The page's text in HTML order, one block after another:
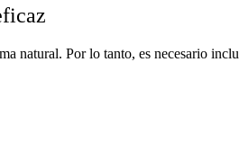
natural. Por lo tanto, es necesario